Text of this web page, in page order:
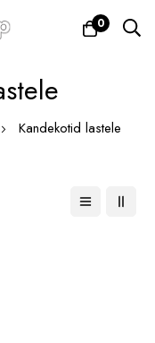
0
Kandekotid lastele